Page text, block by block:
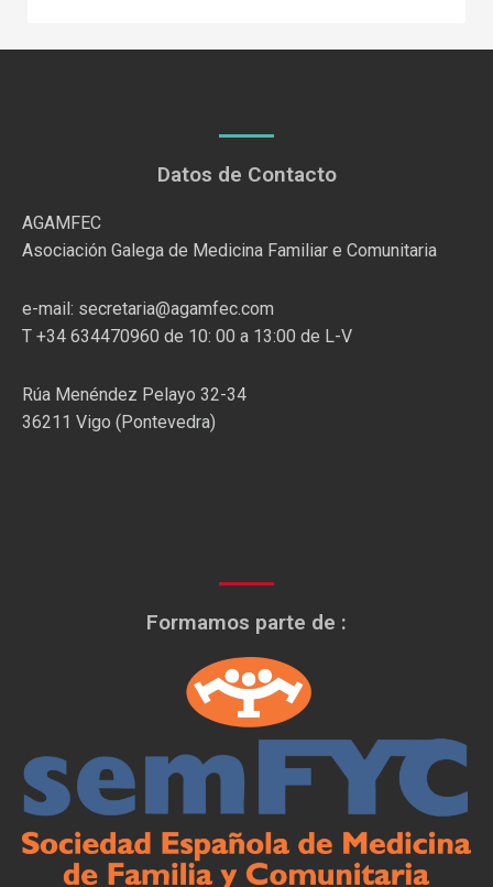
Datos de Contacto
AGAMFEC
Asociación Galega de Medicina Familiar e Comunitaria
e-mail: secretaria@agamfec.com
T +34 634470960 de 10: 00 a 13:00 de L-V
Rúa Menéndez Pelayo 32-34
36211 Vigo (Pontevedra)
Formamos parte de :